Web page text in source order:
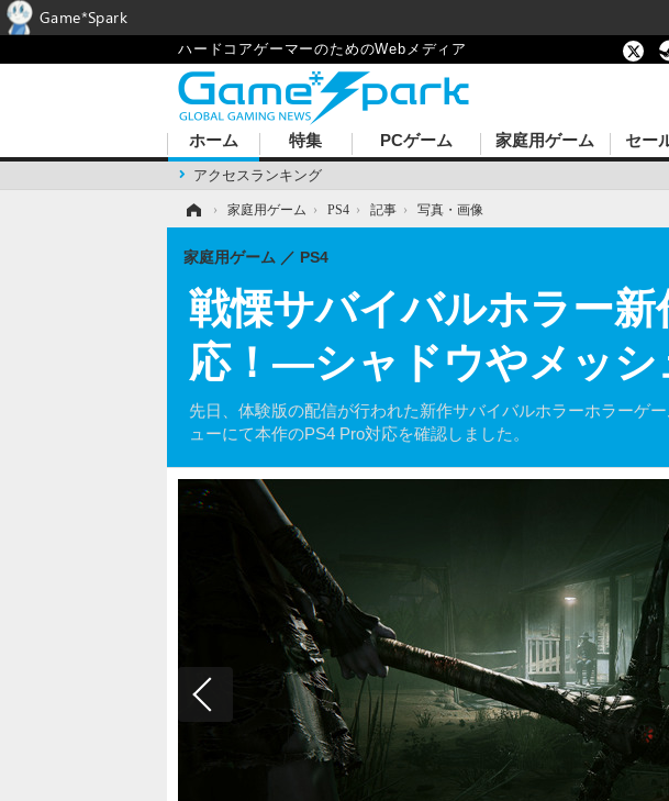
ハードコアゲーマーのためのWebメディア
ホーム
アクセスランキング
特集 PCゲーム 家庭用ゲーム セー
› 家庭用ゲーム › PS4 › 記事 › 写真・画像
戦慄サバイバルホラー
応！―シャドウやメッシ
先日、体験版の配信が行われた新作サバイバルホラーホラーゲ
ューにて本作のPS4 Pro対応を確認しました。
家庭用ゲーム PS4
Game*Spark